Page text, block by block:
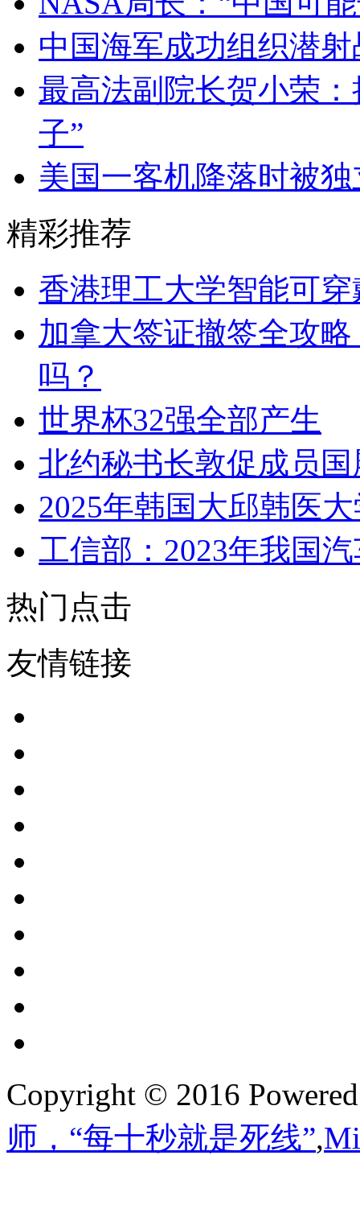
中国海军成功组织潜
最高法副院长贺小荣
子”
美国一客机降落时被
精彩推荐
香港理工大学智能可
加拿大签证撤签全攻
吗？
世界杯32强全部产生
北约秘书长敦促成员
2025年韩国大邱韩医
工信部：2023年我国
热门点击
友情链接
Copyright © 2016
师，“每十秒就是死线”,